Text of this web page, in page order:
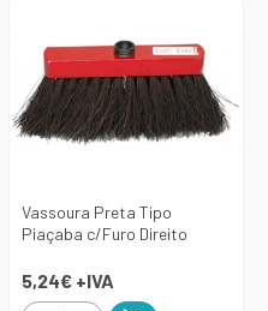
Vassoura Preta Tipo
Piaçaba c/Furo Direito
5,24€ +IVA